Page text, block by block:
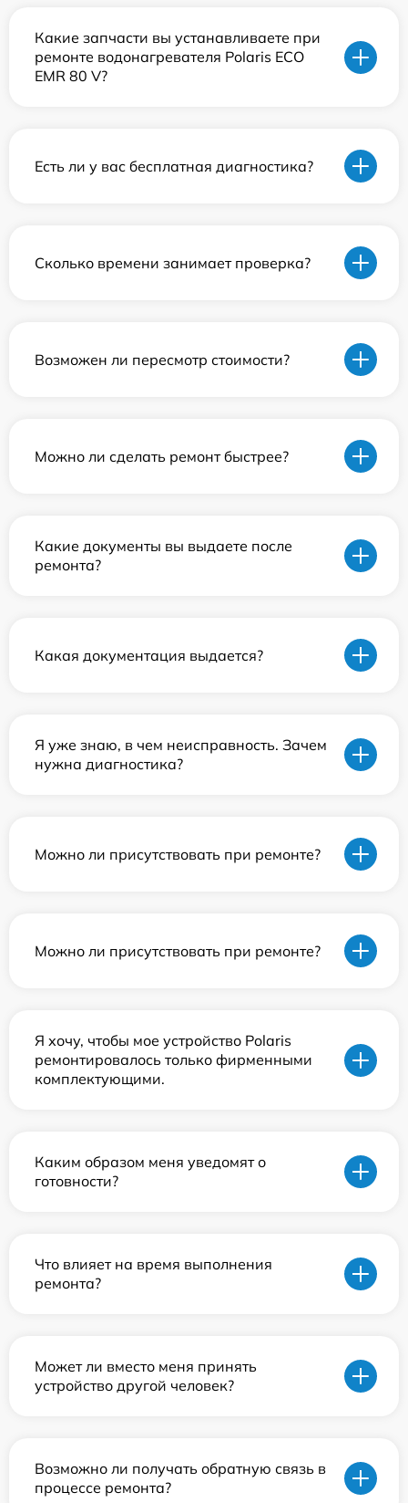
Какие запчасти вы устанавливаете при
ремонте водонагревателя Polaris ECO
EMR 80 V?
Есть ли у вас бесплатная диагностика?
Сколько времени занимает проверка?
Возможен ли пересмотр стоимости?
Можно ли сделать ремонт быстрее?
Какие документы вы выдаете после
ремонта?
Какая документация выдается?
Я уже знаю, в чем неисправность. Зачем
нужна диагностика?
Можно ли присутствовать при ремонте?
Можно ли присутствовать при ремонте?
Я хочу, чтобы мое устройство Polaris
ремонтировалось только фирменными
комплектующими.
Каким образом меня уведомят о
готовности?
Что влияет на время выполнения
ремонта?
Может ли вместо меня принять
устройство другой человек?
Возможно ли получать обратную связь в
процессе ремонта?